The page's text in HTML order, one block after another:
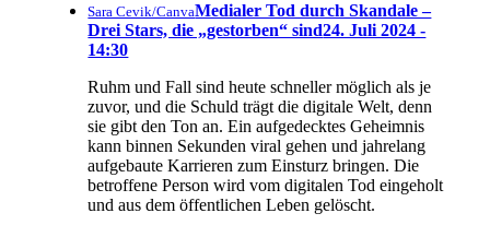
Sara Cevik/CanvaMedialer Tod durch Skandale –
Drei Stars, die „gestorben“ sind24. Juli 2024 -
14:30
Ruhm und Fall sind heute schneller möglich als je
zuvor, und die Schuld trägt die digitale Welt, denn
sie gibt den Ton an. Ein aufgedecktes Geheimnis
kann binnen Sekunden viral gehen und jahrelang
aufgebaute Karrieren zum Einsturz bringen. Die
betroffene Person wird vom digitalen Tod eingeholt
und aus dem öffentlichen Leben gelöscht.